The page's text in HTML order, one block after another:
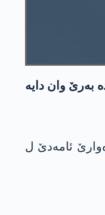
به‌رێ وان دایه‌
ل گونده‌وارێ ئامه‌دێ ل